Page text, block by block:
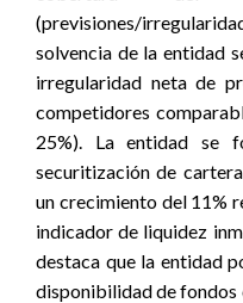
(previsiones/
solvencia de la entidad
irregularidad neta de
competidores
25%). La entidad se
securitización de
un crecimiento del 11%
indicador de liquidez
destaca que la entidad
disponibilidad de fondos